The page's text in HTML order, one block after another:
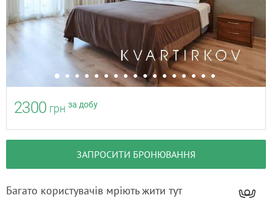
2300 грн за добу
ЗАПРОСИТИ БРОНЮВАННЯ
Багато користувачів мріють жити тут